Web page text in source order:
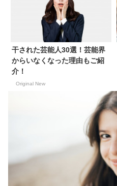
干された芸能人30選！芸能界
からいなくなった理由もご紹
介！
Original New